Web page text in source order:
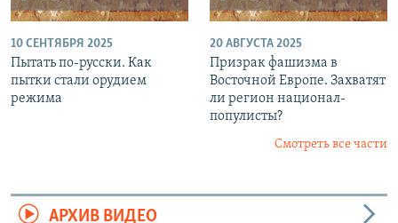
10 СЕНТЯБРЯ 2025
Пытать по-русски. Как
пытки стали орудием
режима
20 АВГУСТА 2025
Призрак фашизма в
Восточной Европе. Захватят
ли регион национал-
популисты?
Смотреть все части
АРХИВ ВИДЕО